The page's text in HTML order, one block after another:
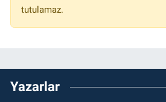
tutulamaz.
Yazarlar